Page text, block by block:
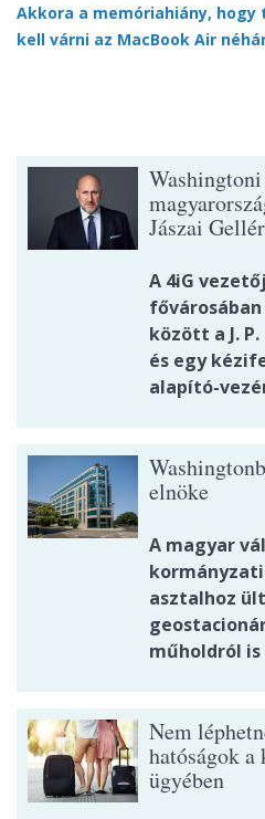
Akkora a memóriahiány,
kell várni az MacBook Air
Jászai
A 4iG
között a J.
és egy
alapító-
elnöke
A magyar
asztalhoz
műholdról
Nem
hatóságok
ügyében